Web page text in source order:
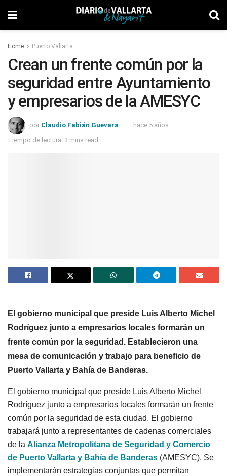
Home Puerto Vallarta
Crean un frente común por la
seguridad entre Ayuntamiento
y empresarios de la AMESYC
por Claudio Fabián Guevara
hace 5 años
Tiempo de lectura: 3 mins read
El gobierno municipal que preside Luis Alberto Michel
Rodríguez junto a empresarios locales formarán un
frente común por la seguridad. Establecieron una
mesa de comunicación y trabajo para beneficio de
Puerto Vallarta y Bahía de Banderas.
El gobierno municipal que preside Luis Alberto Michel
Rodríguez junto a empresarios locales formarán un frente
común por la seguridad de esta ciudad. El gobierno
trabajará junto a representantes de cadenas comerciales
de la Alianza Metropolitana de Seguridad y Comercio
de Puerto Vallarta y Bahía de Banderas (AMESYC). Se
implementarán estrategias conjuntas que permitan